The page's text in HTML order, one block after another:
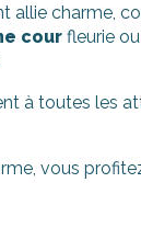
allie charme,
cour fleurie ou
à toutes les
vous